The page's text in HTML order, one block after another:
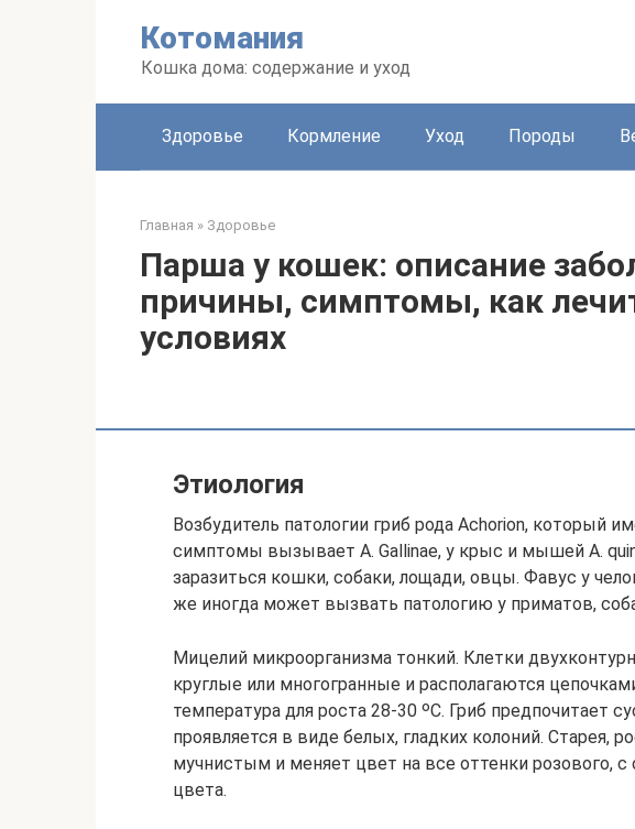
Котомания
Кошка дома: содержание и уход
Здоровье Кормление Уход Породы
Главная » Здоровье
Парша у кошек: описание
причины, симптомы, как
условиях
Этиология
Возбудитель патологии гриб рода Achorion, который
симптомы вызывает A. Gallinae, у крыс и мышей A.
заразиться кошки, собаки, лощади, овцы. Фавус у
же иногда может вызвать патологию у приматов,
Мицелий микроорганизма тонкий. Клетки
круглые или многогранные и располагаются
температура для роста 28-30 ᵒC. Гриб предпочитает
проявляется в виде белых, гладких колоний. Старея,
мучнистым и меняет цвет на все оттенки розового, с
цвета.